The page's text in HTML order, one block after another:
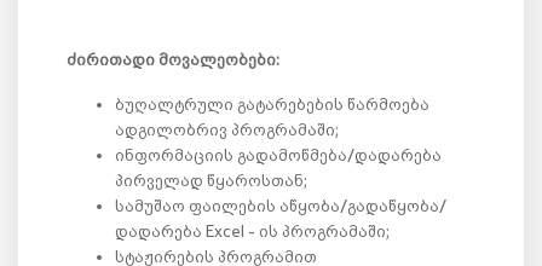
ძირითადი მოვალეობები:
ბუღალტრული გატარებების წარმოება
ადგილობრივ პროგრამაში;
ინფორმაციის გადამოწმება/დადარება
პირველად წყაროსთან;
სამუშაო ფაილების აწყობა/გადაწყობა/
დადარება Excel - ის პროგრამაში;
სტაჟირების პროგრამით